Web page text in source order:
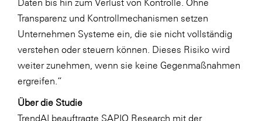
Daten bis hin zum Verlust von Kontrolle. Ohne
Transparenz und Kontrollmechanismen setzen
Unternehmen Systeme ein, die sie nicht vollständig
verstehen oder steuern können. Dieses Risiko wird
weiter zunehmen, wenn sie keine Gegenmaßnahmen
ergreifen.“
Über die Studie
TrendAI beauftragte SAPIO Research mit der